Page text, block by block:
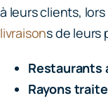
à leurs clients,
livraisons de leurs
Restaurants
Rayons